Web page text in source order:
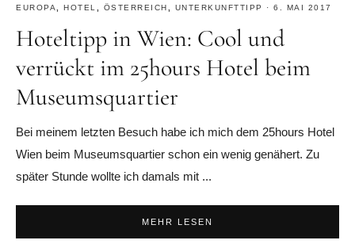
EUROPA, HOTEL, ÖSTERREICH , UNTERKUNFTTIPP · 6. MAI 2017
Hoteltipp in Wien: Cool und
verrückt im 25hours Hotel beim
Museumsquartier
Bei meinem letzten Besuch habe ich mich dem 25hours Hotel
Wien beim Museumsquartier schon ein wenig genähert. Zu
später Stunde wollte ich damals mit ...
MEHR LESEN